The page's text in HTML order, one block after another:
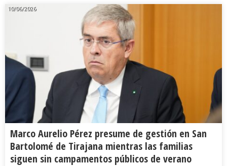
10/06/2026
Marco Aurelio Pérez presume de gestión en San
Bartolomé de Tirajana mientras las familias
siguen sin campamentos públicos de verano